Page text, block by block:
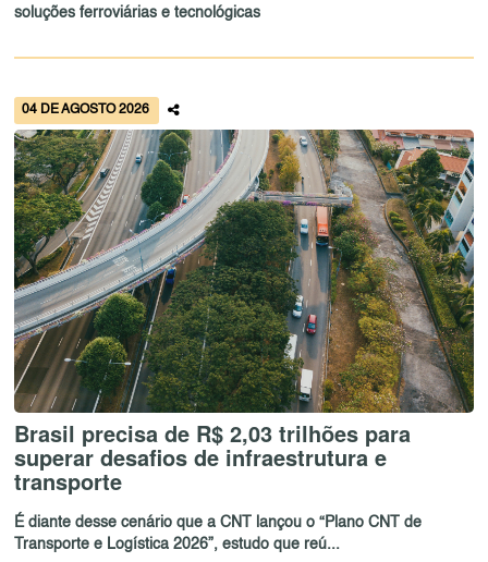
soluções ferroviárias e tecnológicas
04 DE AGOSTO 2026
Brasil precisa de R$ 2,03 trilhões para
superar desafios de infraestrutura e
transporte
É diante desse cenário que a CNT lançou o “Plano CNT de
Transporte e Logística 2026”, estudo que reú...